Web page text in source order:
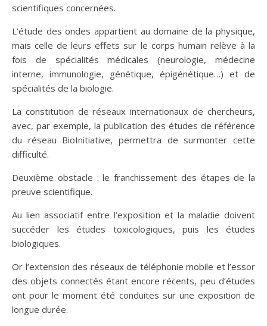
scientifiques concernées.
L’étude des ondes appartient au domaine de la physique,
mais celle de leurs effets sur le corps humain relève à la
fois de spécialités médicales (neurologie, médecine
interne, immunologie, génétique, épigénétique…) et de
spécialités de la biologie.
La constitution de réseaux internationaux de chercheurs,
avec, par exemple, la publication des études de référence
du réseau BioInitiative, permettra de surmonter cette
difficulté.
Deuxième obstacle : le franchissement des étapes de la
preuve scientifique.
Au lien associatif entre l’exposition et la maladie doivent
succéder les études toxicologiques, puis les études
biologiques.
Or l’extension des réseaux de téléphonie mobile et l’essor
des objets connectés étant encore récents, peu d’études
ont pour le moment été conduites sur une exposition de
longue durée.